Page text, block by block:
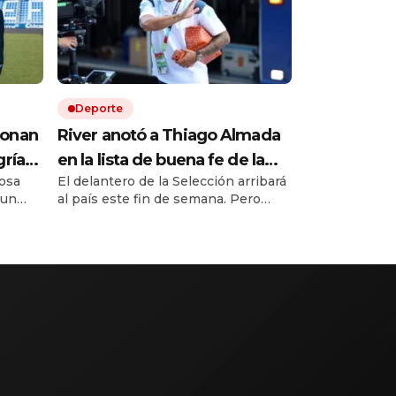
Deporte
River anotó a Thiago Almada
en la lista de buena fe de la
Sudamericana y dio a los
convocados ante Tigre con
El delantero de la Selección arribará
al país este fin de semana. Pero
Matador.